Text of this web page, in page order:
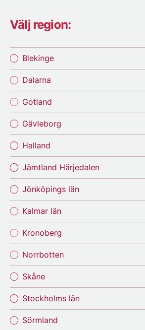
Välj region:
Blekinge
Dalarna
Gotland
Gävleborg
Halland
Jämtland Härjedalen
Jönköpings län
Kalmar län
Kronoberg
Norrbotten
Skåne
Stockholms län
Sörmland